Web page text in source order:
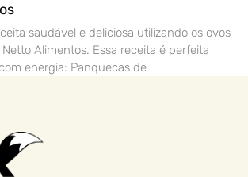
saudável e deliciosa utilizando os ovos
Alimentos. Essa receita é perfeita
energia: Panquecas de